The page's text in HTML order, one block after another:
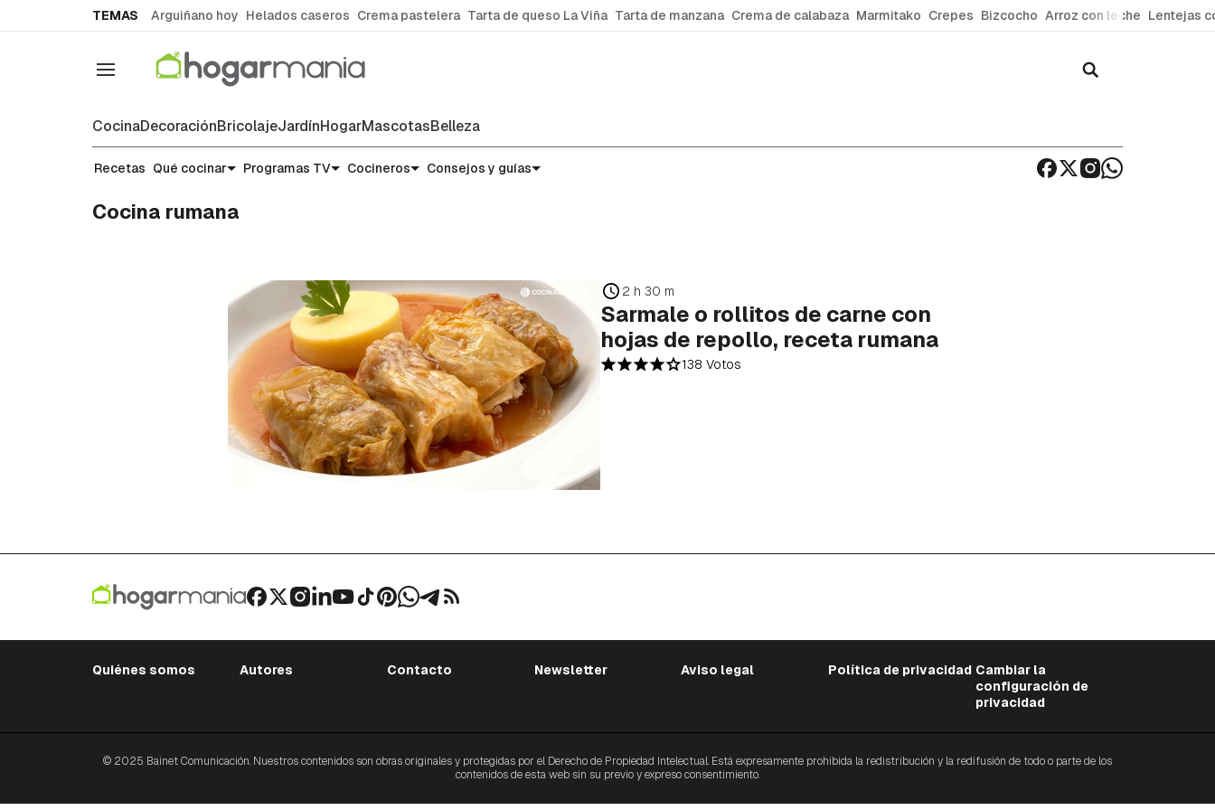
TEMAS Arguiñano hoy Helados caseros Crema pastelera Tarta de queso La Viña Tarta de manzana Crema de calabaza Marmitako Crepes Bizcocho Arroz con leche Lentejas
Navegación
CocinaDecoraciónBricolajeJardínHogarMascotasBelleza
Recetas Qué cocinar Programas TV Cocineros Consejos y guías
Cocina rumana
2 h 30 m
Sarmale o rollitos de carne con
hojas de repollo, receta rumana
138 Votos
Quiénes somos Autores Contacto Newsletter Aviso legal Política de privacidad Cambiar la
configuración de
privacidad
© 2025 Bainet Comunicación. Nuestros contenidos son obras originales y protegidas por el Derecho de Propiedad Intelectual. Está expresamente prohibida la redistribución y la redifusión de todo o parte de los
contenidos de esta web sin su previo y expreso consentimiento.